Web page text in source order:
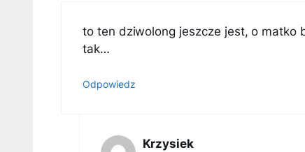
to ten dziwolong jeszcze jest, o matko
tak…
Odpowiedz
Krzysiek